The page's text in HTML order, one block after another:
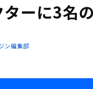
ターに3名
ン編集部